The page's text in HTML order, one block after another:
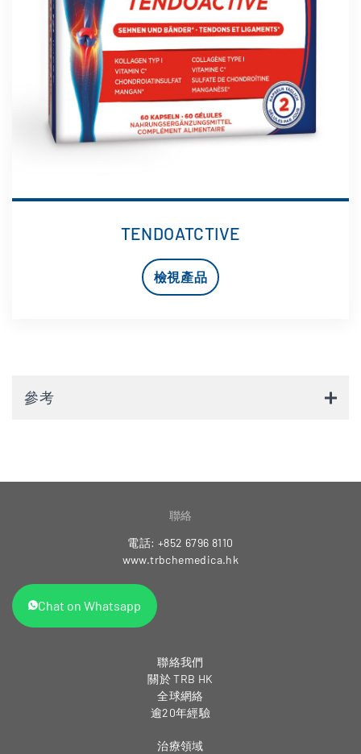
TENDOATCTIVE
檢視產品
參考
聯絡
電話: +852 6796 8110
www.trbchemedica.hk
Chat on Whatsapp
聯絡我們
關於 TRB HK
全球網絡
逾20年經驗
治療領域